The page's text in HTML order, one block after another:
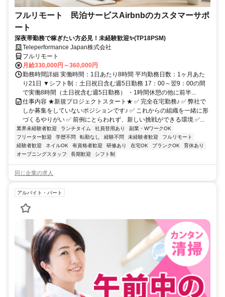
フルリモート 民泊サービスAirbnbのカスタマーサポ
ート
深夜帯勤務で稼ぎたい方必見！未経験歓迎✨(TP18PSM)
Teleperformance Japan株式会社
フルリモート
月給330,000円～360,000円
勤務時間詳細 実働時間：1日あたり8時間 平均勤務日数：1ヶ月あた
り21日 ▼シフト制：土日祝日含む週5日勤務 17：00～翌9：00の間
で実働8時間（土日祝含む週5日勤務） ・1時間休憩の他に前半...
仕事内容 ★新規プロジェクトスタート★ ✅ 完全在宅勤務♪ ✅ 弊社で
しか募集をしていないポジションです♪ ✅ これからの組織を一緒に形
づくるやりがい ✅ 前例にとらわれず、新しい挑戦ができる環境 ✅...
業界未経験者歓迎 ランチタイム 社員登用あり
副業・WワークOK
フリーター歓迎
学歴不問 転勤なし 経験不問 未経験者歓迎
フルリモート
経験者歓迎
ネイルOK 有資格者歓迎 研修あり 在宅OK ブランクOK
育休あり
オープニングスタッフ
長期歓迎 シフト制
同じ企業の求人
アルバイト・パート